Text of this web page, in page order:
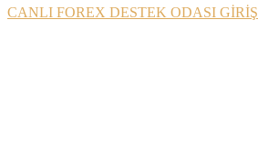
CANLI FOREX DESTEK ODASI GİRİŞ